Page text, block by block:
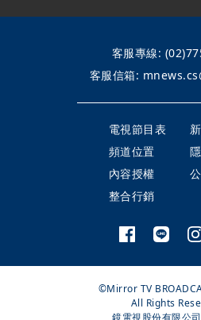
客服專線:
客服信箱:
電視節目表
頻道位置
內容授權
整合行銷
©Mirror TV
All Rights
鏡電視股份有限公